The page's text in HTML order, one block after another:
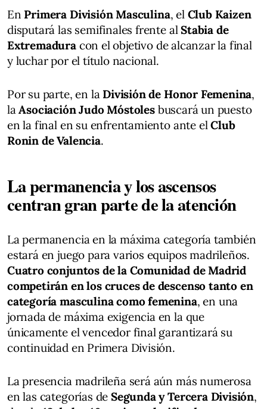
En Primera División Masculina, el Club Kaizen
disputará las semifinales frente alStabia de
Extremaduracon el objetivo de alcanzar la final
y luchar por el título nacional.
Por su parte, en la División de Honor Femenina,
laAsociación Judo Móstolesbuscará un puesto
en la final en su enfrentamiento ante elClub
Ronin de Valencia.
La permanencia y los ascensos
centran gran parte de la atención
La permanencia en la máxima categoría también
estará en juego para varios equipos madrileños.
Cuatro conjuntos de la Comunidad de Madrid
competirán en los cruces de descenso tanto en
categoría masculina como femenina, en una
jornada de máxima exigencia en la que
únicamente el vencedor final garantizará su
continuidad en Primera División.
La presencia madrileña será aún más numerosa
en las categorías deSegunda y Tercera División,